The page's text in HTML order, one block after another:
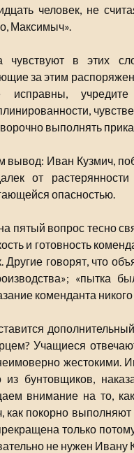
человек, не
Максимыч».
чувствуют в этих
за этим
исправны,
выполнять
вывод: Иван Кузмич,
от
опасностью.
пятый вопрос тесно
и готовность
Другие говорят, что
«пытка
коменданта
Учащиеся
жестокими.
из бунтовщиков,
внимание на то,
как покорно
только
не нужен Ивану